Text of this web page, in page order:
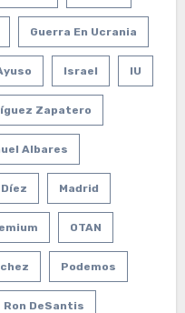
Guerra En Ucrania
Israel IU
Zapatero
Albares
Madrid
OTAN
Podemos
Ron DeSantis